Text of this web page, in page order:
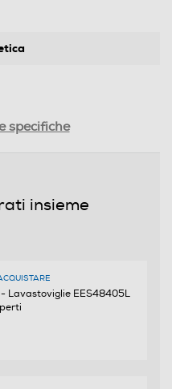
eco (kwh/100 cicli)
specifiche
insieme
- Lavastoviglie EES48405L